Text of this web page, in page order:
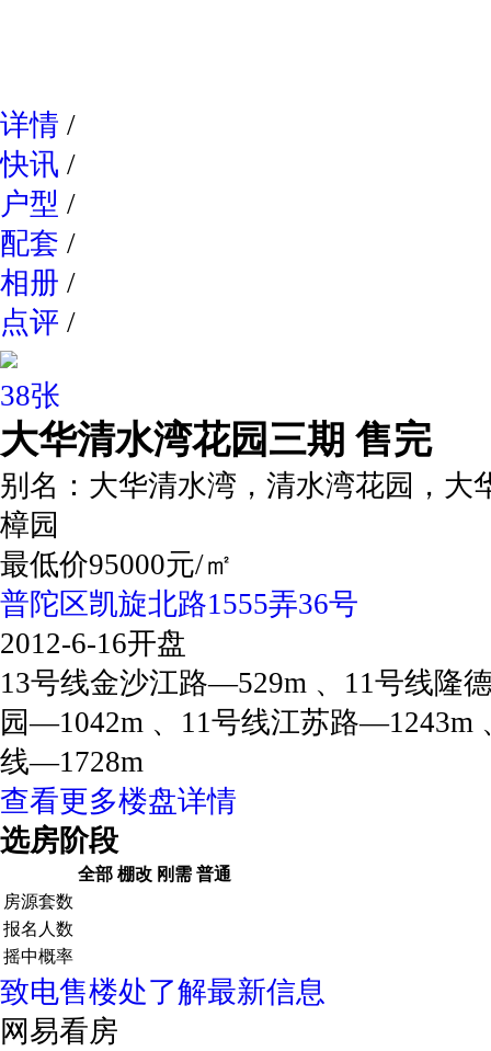
详情 /
快讯 /
户型 /
配套 /
相册 /
点评 /
38张
大华清水湾花园三期 售完
别名： 大华清水湾，清水湾花园，大
樟园
最低价95000元/㎡
普陀区凯旋北路1555弄36号
2012-6-16开盘
13号线金沙江路—529m 、11号线隆
园—1042m 、11号线江苏路—1243m
线—1728m
查看更多楼盘详情
选房阶段
全部 棚改 刚需 普通
房源套数
报名人数
摇中概率
致电售楼处了解最新信息
网易看房